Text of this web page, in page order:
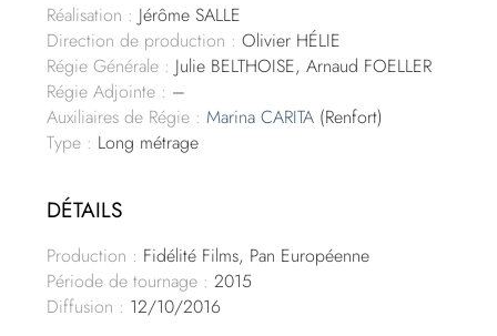
Réalisation : Jérôme SALLE
Direction de production : Olivier HÉLIE
Régie Générale : Julie BELTHOISE, Arnaud FOELLER
Régie Adjointe : –
Auxiliaires de Régie : Marina CARITA (Renfort)
Type : Long métrage
DÉTAILS
Production : Fidélité Films, Pan Européenne
Période de tournage : 2015
Diffusion : 12/10/2016